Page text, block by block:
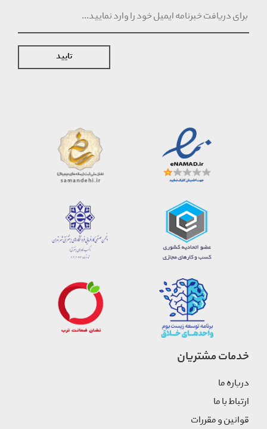
تایید
خدمات مشتریان
درباره ما
ارتباط با ما
قوانین و مقررات